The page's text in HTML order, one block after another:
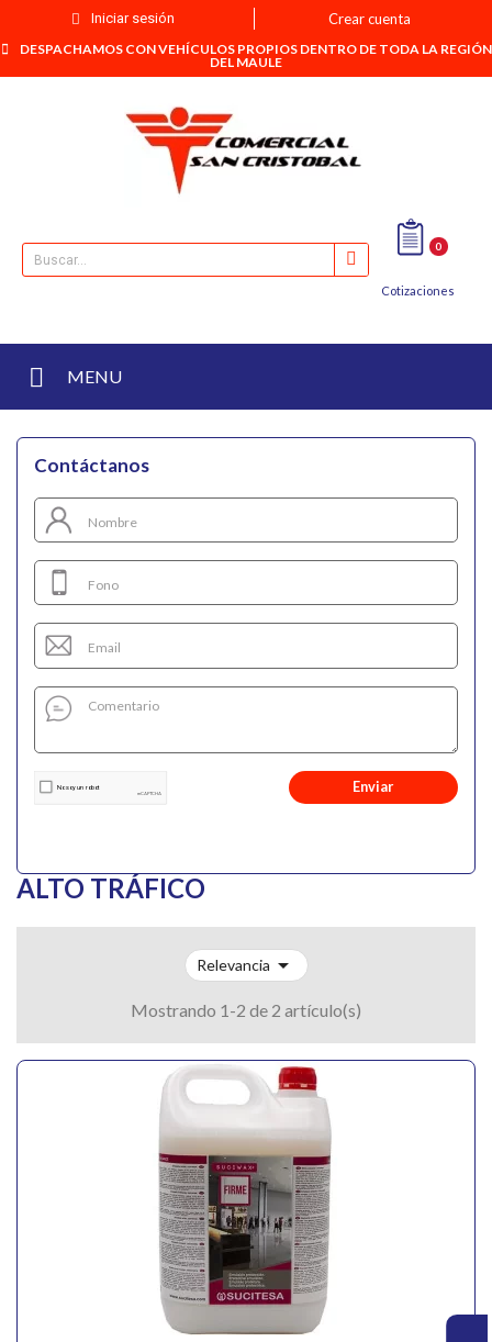
Iniciar sesión Crear cuenta
DESPACHAMOS CON VEHÍCULOS PROPIOS DENTRO DE TODA LA REGIÓN
DEL MAULE
0
Cotizaciones
MENU
Contáctanos
Enviar
ALTO TRÁFICO
Relevancia 
Mostrando 1-2 de 2 artículo(s)